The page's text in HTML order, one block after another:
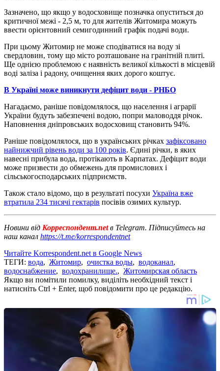
Зазначено, що якщо у водосховище позначка опуститься до
критичної межі - 2,5 м, то для жителів Житомира можуть
ввести орієнтовний семигодинний графік подачі води.
При цьому Житомир не може сподіватися на воду зі
свердловин, тому що місто розташоване на гранітній плиті.
Ще однією проблемою є наявність великої кількості в місцевій
воді заліза і радону, очищення яких дорого коштує.
В Україні може виникнути дефіцит води - РНБО
Нагадаємо, раніше повідомлялося, що населення і аграрії
України будуть забезпечені водою, попри маловоддя річок.
Наповнення дніпровських водосховищ становить 94%.
Раніше повідомлялося, що в українських річках зафіксовано
найнижчий рівень води за 100 років. Єдині річки, в яких
навесні прибула вода, протікають в Карпатах. Дефіцит води
може призвести до обмежень для промислових і
сільськогосподарських підприємств.
Також стало відомо, що в результаті посухи Україна вже
втратила 234 тисячі гектарів посівів озимих культур.
Новини від Корреспондент.netв Telegram. Підписуйтесь на
наш канал https://t.me/korrespondentnet
Читайте Korrespondent.net в Google News
ТЕГИ: вода, Житомир, очистка воды, водоканал,
водоснабжение, водохранилище., Житомирская область
Якщо ви помітили помилку, виділіть необхідний текст і
натисніть Ctrl + Enter, щоб повідомити про це редакцію.